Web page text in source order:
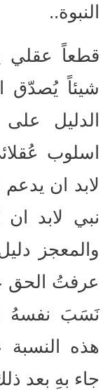
النبوة..
قطعاً
شيئاً يُصدّق
الدليل
اسلوب
لابد ان يدعم
نبي لابد
والمعجز
عرفتُ الحق
نَسَبَ نفسهُ
هذه
جاء بهِ بعد